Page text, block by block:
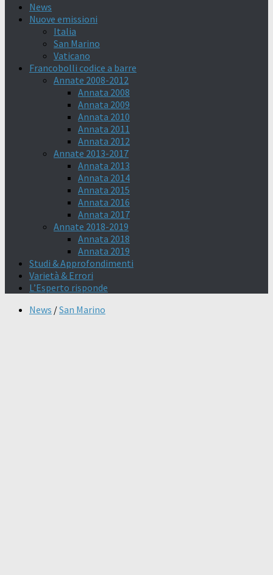
News
Nuove emissioni
Italia
San Marino
Vaticano
Francobolli codice a barre
Annate 2008-2012
Annata 2008
Annata 2009
Annata 2010
Annata 2011
Annata 2012
Annate 2013-2017
Annata 2013
Annata 2014
Annata 2015
Annata 2016
Annata 2017
Annate 2018-2019
Annata 2018
Annata 2019
Studi & Approfondimenti
Varietà & Errori
L’Esperto risponde
News /San Marino